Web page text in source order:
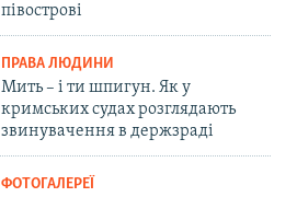
півострові
ПРАВА ЛЮДИНИ
Мить – і ти шпигун. Як у
кримських судах розглядають
звинувачення в держзраді
ФОТОГАЛЕРЕЇ